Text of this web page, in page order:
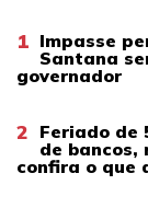
1 Impasse
Santana
governador
2 Feriado de
de bancos,
confira o que